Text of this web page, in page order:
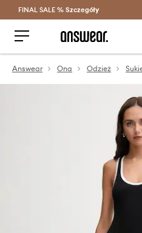
Oszczędzaj z
FINAL SALE % Szczegóły
Answear Ona Odzież